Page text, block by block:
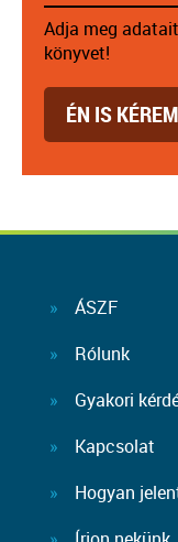
Adja meg
könyvet!
ÉN IS KÉREM
ÁSZF
Rólunk
Gyakori
Kapcsolat
Hogyan